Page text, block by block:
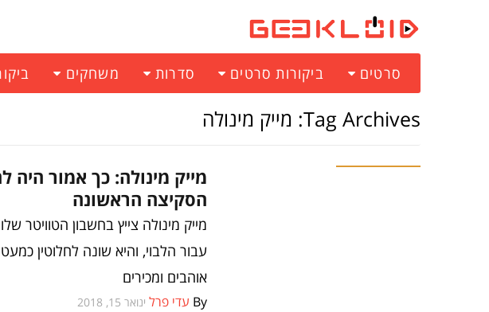
סרטים ביקורות סרטים סדרות משחקים
Tag Archives: מייק מינולה
מייק מינולה: כך אמור היה
הסקיצה הראשונה
מייק מינולה צייץ בחשבון הטוויטר
עבור הלבוי, והיא שונה לחלוטין
אוהבים ומכירים
By עדי פרל ינואר 15, 2018